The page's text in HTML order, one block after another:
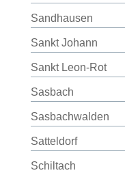
Sandhausen
Sankt Johann
Sankt Leon-Rot
Sasbach
Sasbachwalden
Satteldorf
Schiltach